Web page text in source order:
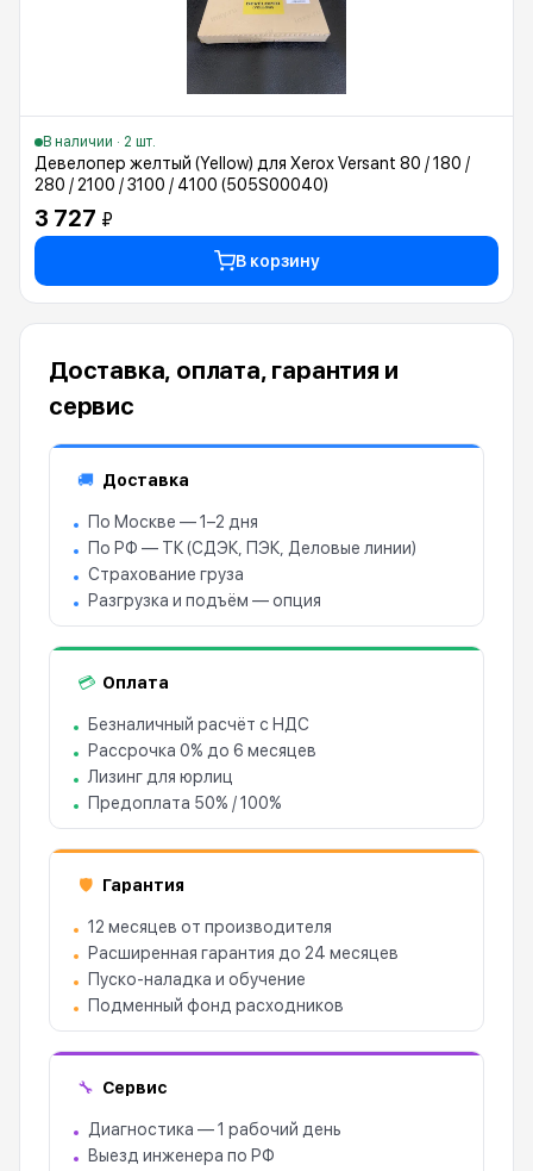
В наличии · 2 шт.
Девелопер желтый (Yellow) для Xerox Versant 80 / 180 /
280 / 2100 / 3100 / 4100 (505S00040)
3 727 ₽
В корзину
Доставка, оплата, гарантия и
сервис
🚚 Доставка
По Москве — 1–2 дня
По РФ — ТК (СДЭК, ПЭК, Деловые линии)
Страхование груза
Разгрузка и подъём — опция
💳 Оплата
Безналичный расчёт с НДС
Рассрочка 0% до 6 месяцев
Лизинг для юрлиц
Предоплата 50% / 100%
🛡 Гарантия
12 месяцев от производителя
Расширенная гарантия до 24 месяцев
Пуско-наладка и обучение
Подменный фонд расходников
🔧 Сервис
Диагностика — 1 рабочий день
Выезд инженера по РФ